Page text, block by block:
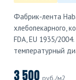
Фабрик-лента
хлебопекарного,
FDA, EU 1935/
температурный
3 500 руб./м2